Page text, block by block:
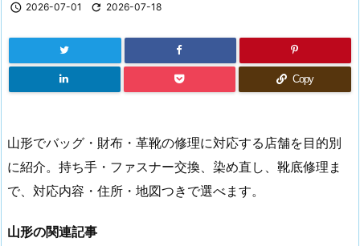
 2026-07-01  2026-07-18
Copy
山形でバッグ・財布・革靴の修理に対応する店舗を目的別
に紹介。持ち手・ファスナー交換、染め直し、靴底修理ま
で、対応内容・住所・地図つきで選べます。
山形の関連記事